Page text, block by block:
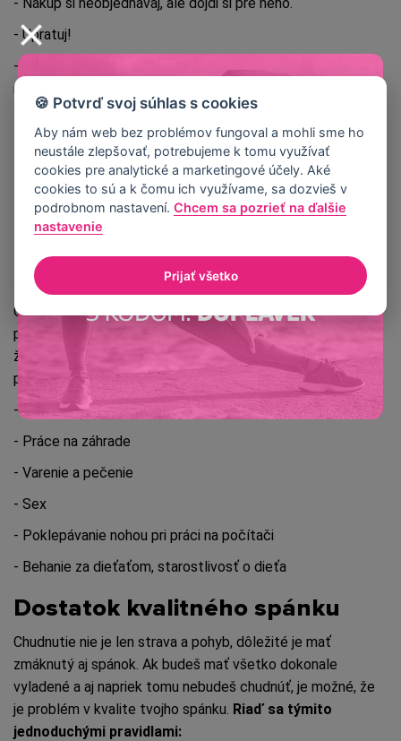
- Upratuj!
- Dávaj si v práci krátke pauzy a choď sa prejsť (napríklad aj
na toaletu).
- Choď po schodoch, nejazdi výťahom.
- Používaj smart hodinky, ktoré ťa upozornia, že je čas sa
zdvihnúť a hýbať sa.
Prirodzený pohyb behom dňa
Okrem chôdze sa nasčítáva výdaj energie aj z ďalších
pohybových aktivít. Sú to aktivity, pri ktorých ani nevnímaš,
že spaľuješ kalórie. Pamätaj, že každý pohyb sa
počíta!
M ôže to byť napríklad:
- Upratovanie (vysávanie, utieranie prachu...)
- Práce na záhrade
- Varenie a pečenie
- Sex
- Poklepávanie nohou pri práci na počítači
- Behanie za dieťaťom, starostlivosť o dieťa
Dostatok kvalitného spánku
Chudnutie nie je len strava a pohyb, dôležité je mať
zmáknutý aj spánok. Ak budeš mať všetko dokonale
vyladené a aj napriek tomu nebudeš chudnúť, je možné, že
je problém v kvalite tvojho spánku. Riaď sa týmito
jednoduchými pravidlami:
🍪 Potvrď svoj súhlas s cookies
Aby nám web bez problémov fungoval a mohli sme ho
neustále zlepšovať, potrebujeme k tomu využívať
cookies pre analytické a marketingové účely. Aké
cookies to sú a k čomu ich využívame, sa dozvieš v
podrobnom nastavení.Chcem sa pozrieť na ďalšie
nastavenie
Prijať všetko